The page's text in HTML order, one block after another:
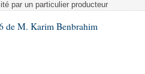
par un particulier producteur
de M. Karim Benbrahim